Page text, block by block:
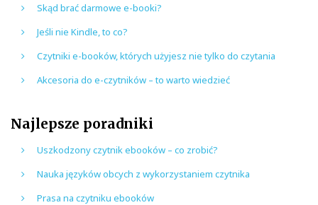
Skąd brać darmowe e-booki?
Jeśli nie Kindle, to co?
Czytniki e-booków, których użyjesz nie tylko do czytania
Akcesoria do e-czytników – to warto wiedzieć
Najlepsze poradniki
Uszkodzony czytnik ebooków – co zrobić?
Nauka języków obcych z wykorzystaniem czytnika
Prasa na czytniku ebooków